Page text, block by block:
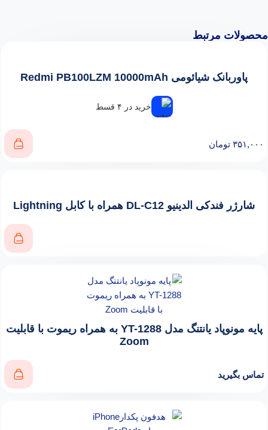
محصولات مرتبط
پاوربانک شیائومی Redmi PB100LZM 10000mAh
خرید در ۴ قسط
۳۵۱,۰۰۰ تومان
شارژر فندکی الدینیو DL-C12 همراه با کابل Lightning
پایه مونوپاد یانتنگ مدل YT-1288 به همراه ریموت با قابلیت
Zoom
تماس بگیرید